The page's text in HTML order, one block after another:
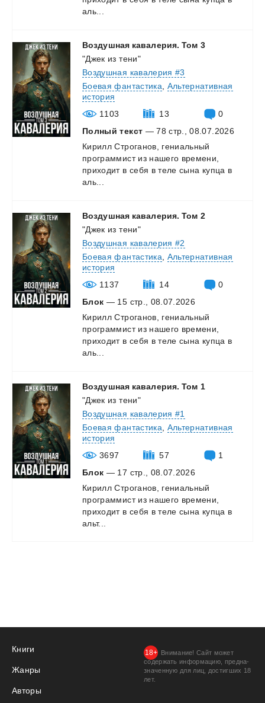
аль...
Воздушная кавалерия. Том 3
"Джек из тени"
Воздушная кавалерия #3
Боевая фантастика
Альтернативная
история
1103
13
0
Полный текст — 78 стр., 08.07.2026
Кирилл Строганов, гениальный
программист из нашего времени,
приходит в себя в теле сына купца в
аль...
Воздушная кавалерия. Том 2
"Джек из тени"
Воздушная кавалерия #2
Боевая фантастика
Альтернативная
история
1137
14
0
Блок — 15 стр., 08.07.2026
Кирилл Строганов, гениальный
программист из нашего времени,
приходит в себя в теле сына купца в
аль...
Воздушная кавалерия. Том 1
"Джек из тени"
Воздушная кавалерия #1
Боевая фантастика
Альтернативная
история
3697
57
1
Блок — 17 стр., 08.07.2026
Кирилл Строганов, гениальный
программист из нашего времени,
приходит в себя в теле сына купца в
альт...
Книги
Жанры
Авторы
Внимание! Сайт может
содержать информацию, предна­
значенную для лиц, дости­гших 18
лет.